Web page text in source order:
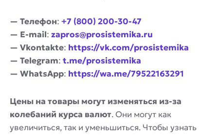
— Телефон: +7 (800) 200-30-47
— E-mail: zapros@prosistemika.ru
— Vkontakte: https://vk.com/prosistemika
— Telegram: t.me/prosistemika
— WhatsApp: https://wa.me/79522163291
Цены на товары могут изменяться из-за
колебаний курса валют. Они могут как
увеличиться, так и уменьшиться. Чтобы узнать